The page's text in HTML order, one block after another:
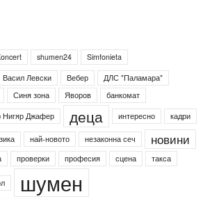
shumen24
Simfonieta
Васил Левски Вебер
ДЛС "Паламара"
Синя зона Яворов
банкомат
Нигяр Джафер деца интересно кадри
най-новото незаконна сеч новини
проверки професия сцена такса
шумен